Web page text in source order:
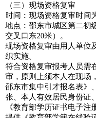
（三）现场资格复审
时间：现场资格复审时间
地点：邵东市城区第二初
交叉口东20米）。
现场资格复审由用人单位
织实施。
符合资格复审报考人员需
审，原则上须本人在现场
邵东市集中引才报名表》
张、本人有效居民身份证
《教育部学历证书电子注